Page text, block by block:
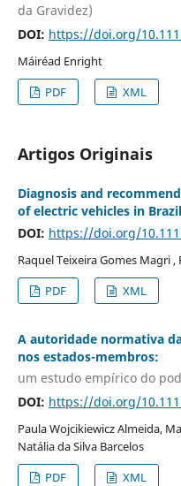
da Gravidez)
DOI: https://doi.org/
Máiréad Enright
PDF
XML
Artigos Originais
Diagnosis and
of electric vehicles in Brazil
DOI: https://doi.org/
Raquel Teixeira Gomes Magri
PDF
XML
A autoridade normativa
nos estados-membros:
um estudo empírico do
DOI: https://doi.org/
Paula Wojcikiewicz Almeida,
Natália da Silva Barcelos
PDF
XML